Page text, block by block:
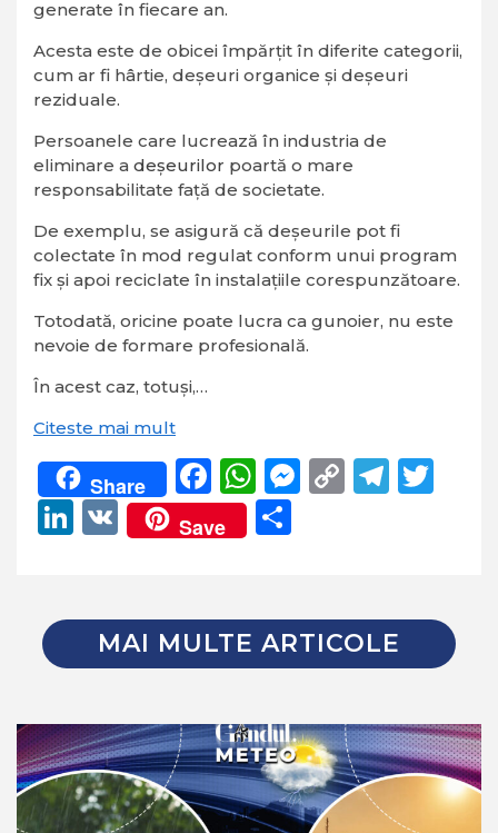
generate în fiecare an.
Acesta este de obicei împărțit în diferite categorii,
cum ar fi hârtie, deșeuri organice și deșeuri
reziduale.
Persoanele care lucrează în industria de
eliminare a deșeurilor poartă o mare
responsabilitate față de societate.
De exemplu, se asigură că deșeurile pot fi
colectate în mod regulat conform unui program
fix și apoi reciclate în instalațiile corespunzătoare.
Totodată, oricine poate lucra ca gunoier, nu este
nevoie de formare profesională.
În acest caz, totuși,…
Citeste mai mult
Share Facebook
WhatsApp
Messenger
Copy
LinkedIn
VK Save
MAI MULTE ARTICOLE